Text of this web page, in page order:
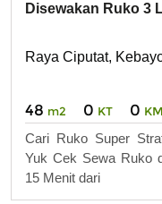
Disewakan Ruko 3
Raya Ciputat,
48 m2 0 KT 0 KM
Cari Ruko Super
Yuk Cek Sewa Ruko
15 Menit dari